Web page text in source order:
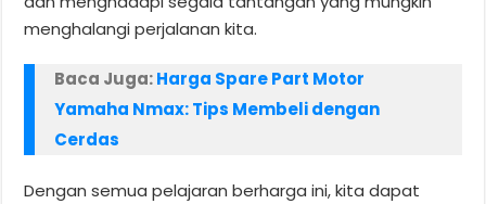
menghalangi perjalanan kita.
Baca Juga:Harga Spare Part Motor
Yamaha Nmax: Tips Membeli dengan
Cerdas
Dengan semua pelajaran berharga ini, kita dapat